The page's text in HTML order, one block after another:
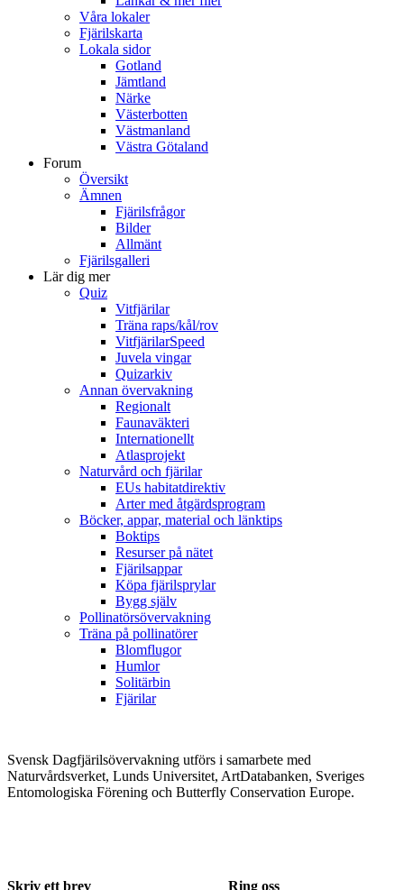
Våra lokaler
Fjärilskarta
Lokala sidor
Gotland
Jämtland
Närke
Västerbotten
Västmanland
Västra Götaland
Forum
Översikt
Ämnen
Fjärilsfrågor
Bilder
Allmänt
Fjärilsgalleri
Lär dig mer
Quiz
Vitfjärilar
Träna raps/kål/rov
VitfjärilarSpeed
Juvela vingar
Quizarkiv
Annan övervakning
Regionalt
Faunaväkteri
Internationellt
Atlasprojekt
Naturvård och fjärilar
EUs habitatdirektiv
Arter med åtgärdsprogram
Böcker, appar, material och länktips
Boktips
Resurser på nätet
Fjärilsappar
Köpa fjärilsprylar
Bygg själv
Pollinatörsövervakning
Träna på pollinatörer
Blomflugor
Humlor
Solitärbin
Fjärilar
Svensk Dagfjärilsövervakning utförs i samarbete med
Naturvårdsverket, Lunds Universitet, ArtDatabanken, Sveriges
Entomologiska Förening och Butterfly Conservation Europe.
Skriv ett brev Ring oss